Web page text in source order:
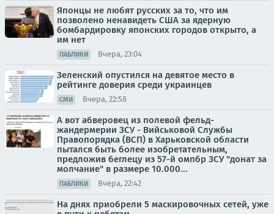
Японцы не любят русских за то, что им
позволено ненавидеть США за ядерную
бомбардировку японских городов открыто, а
им нет
ПАБЛИКИ Вчера, 23:04
Зеленский опустился на девятое место в
рейтинге доверия среди украинцев
СМИ Вчера, 22:58
А вот абверовец из полевой фельд-
жандермерии ЗСУ - Вийськовой Службы
Правопорядка (ВСП) в Харьковской области
пытался быть более изобретательным,
предложив беглецу из 57-й омпбр ЗСУ "донат за
молчание" в размере 10.000...
ПАБЛИКИ Вчера, 22:42
На днях приобрели 5 маскировочных сетей, уже